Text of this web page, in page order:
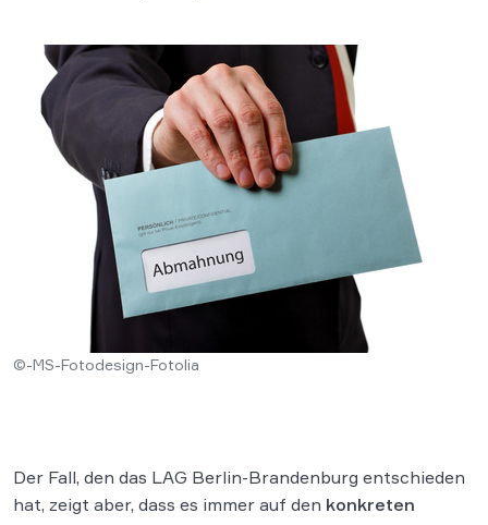
©-MS-Fotodesign-Fotolia
Der Fall, den das LAG Berlin-Brandenburg entschieden
hat, zeigt aber, dass es immer auf den konkreten